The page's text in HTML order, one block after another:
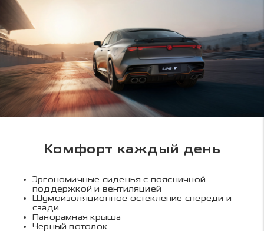
Комфорт каждый день
Эргономичные сиденья с поясничной
поддержкой и вентиляцией
Шумоизоляционное остекление спереди и
сзади
Панорамная крыша
Черный потолок